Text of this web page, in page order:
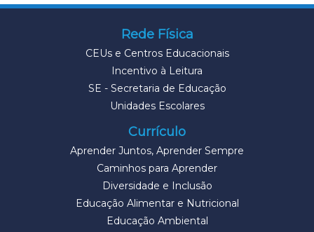
Rede Física
CEUs e Centros Educacionais
Incentivo à Leitura
SE - Secretaria de Educação
Unidades Escolares
Currículo
Aprender Juntos, Aprender Sempre
Caminhos para Aprender
Diversidade e Inclusão
Educação Alimentar e Nutricional
Educação Ambiental